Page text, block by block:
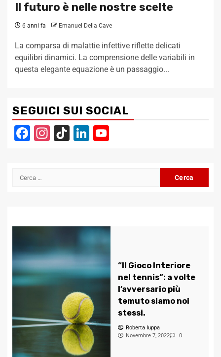
Il futuro è nelle nostre scelte
6 anni fa Emanuel Della Cave
La comparsa di malattie infettive riflette delicati
equilibri dinamici. La comprensione delle variabili in
questa elegante equazione è un passaggio...
SEGUICI SUI SOCIAL
Facebook
Instagram
TikTokLinkedIn
Ricerca
“Il Gioco Interiore
nel tennis”: a volte
l’avversario più
temuto siamo noi
stessi.
Roberta Iuppa
Novembre 7, 2022
0